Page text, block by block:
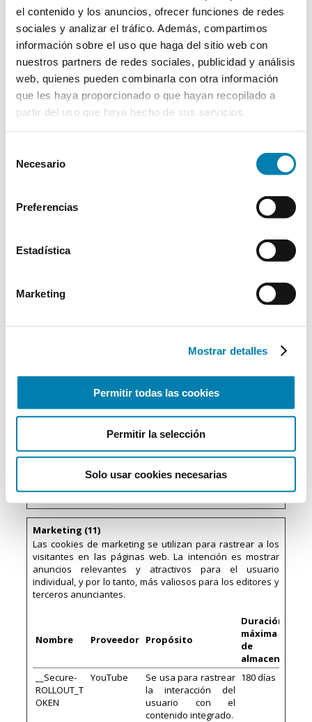
el contenido y los anuncios, ofrecer funciones de redes
sociales y analizar el tráfico. Además, compartimos
información sobre el uso que haga del sitio web con
nuestros partners de redes sociales, publicidad y análisis
web, quienes pueden combinarla con otra información
que les haya proporcionado o que hayan recopilado a
partir del uso que haya hecho de sus servicios.
Necesario
Preferencias
Estadística
Marketing
Mostrar detalles
Permitir todas las cookies
Permitir la selección
Solo usar cookies necesarias
que un usuario ha
visitado el sitio web
además de las
fechas de la primera
visita y de la más
reciente. Utilizada
por Google Analytics.
_gat
Google
Utilizado por Google
Analytics para
controlar la tasa de
_gid 1 día
instapage-
Persiste
snowplow
OutQueue_
visitante en la web.
análisis internos por
web.
Persiste
OutQueue_
cdn.instapa
gemetrics.c
Registra datos
estadísticos del
visitante en la web.
Esto se utiliza para
análisis internos por
el operador de la
nte
Marketing (11)
Las cookies de marketing se utilizan para rastrear a los
visitantes en las páginas web. La intención es mostrar
anuncios relevantes y atractivos para el usuario
individual, y por lo tanto, más valiosos para los editores y
terceros anunciantes.
Nombre Proveedor Propósito
Duración
máxima
de
__Secure-
ROLLOUT_T
OKEN
YouTube
Se usa para rastrear
la interacción del
usuario con el
contenido integrado.
180 días